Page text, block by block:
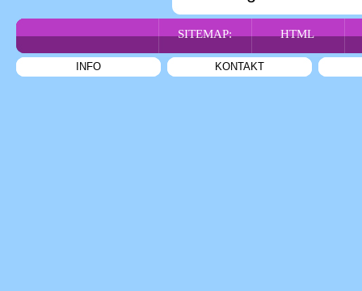
SITEMAP: HTML
INFO KONTAKT